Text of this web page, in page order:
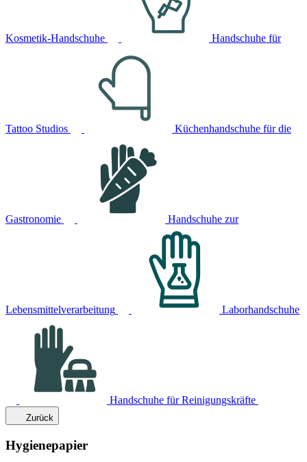
Kosmetik-Handschuhe Handschuhe für
Tattoo Studios Küchenhandschuhe für die
Gastronomie Handschuhe zur
Lebensmittelverarbeitung Laborhandschuhe
Handschuhe für Reinigungskräfte
Zurück
Hygienepapier